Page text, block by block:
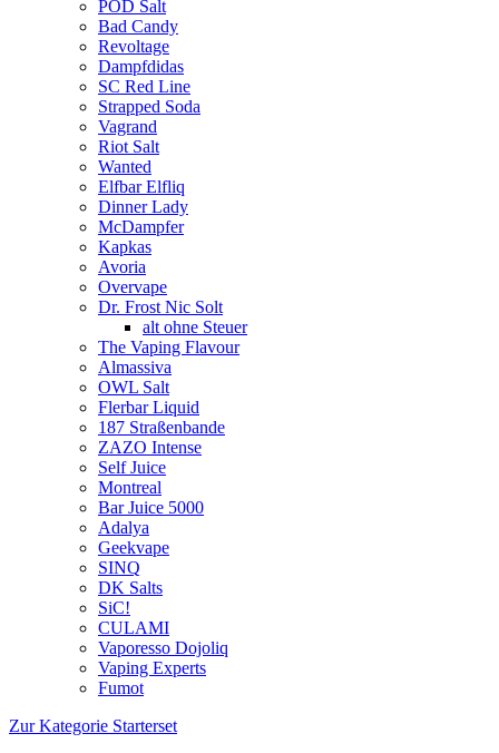
POD Salt
Bad Candy
Revoltage
Dampfdidas
SC Red Line
Strapped Soda
Vagrand
Riot Salt
Wanted
Elfbar Elfliq
Dinner Lady
McDampfer
Kapkas
Avoria
Overvape
Dr. Frost Nic Solt
alt ohne Steuer
The Vaping Flavour
Almassiva
OWL Salt
Flerbar Liquid
187 Straßenbande
ZAZO Intense
Self Juice
Montreal
Bar Juice 5000
Adalya
Geekvape
SINQ
DK Salts
SiC!
CULAMI
Vaporesso Dojoliq
Vaping Experts
Fumot
Zur Kategorie Starterset